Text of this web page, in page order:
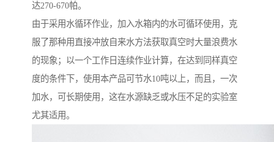
达270-670帕。
由于采用水循环作业，加入水箱内的水可循环使用，克
服了那种用直接冲放自来水方法获取真空时大量浪费水
的现象；以一个工作日连续作业计算，在达到同样真空
度的条件下，使用本产品可节水10吨以上，而且，一次
加水，可长期使用，这在水源缺乏或水压不足的实验室
尤其适用。